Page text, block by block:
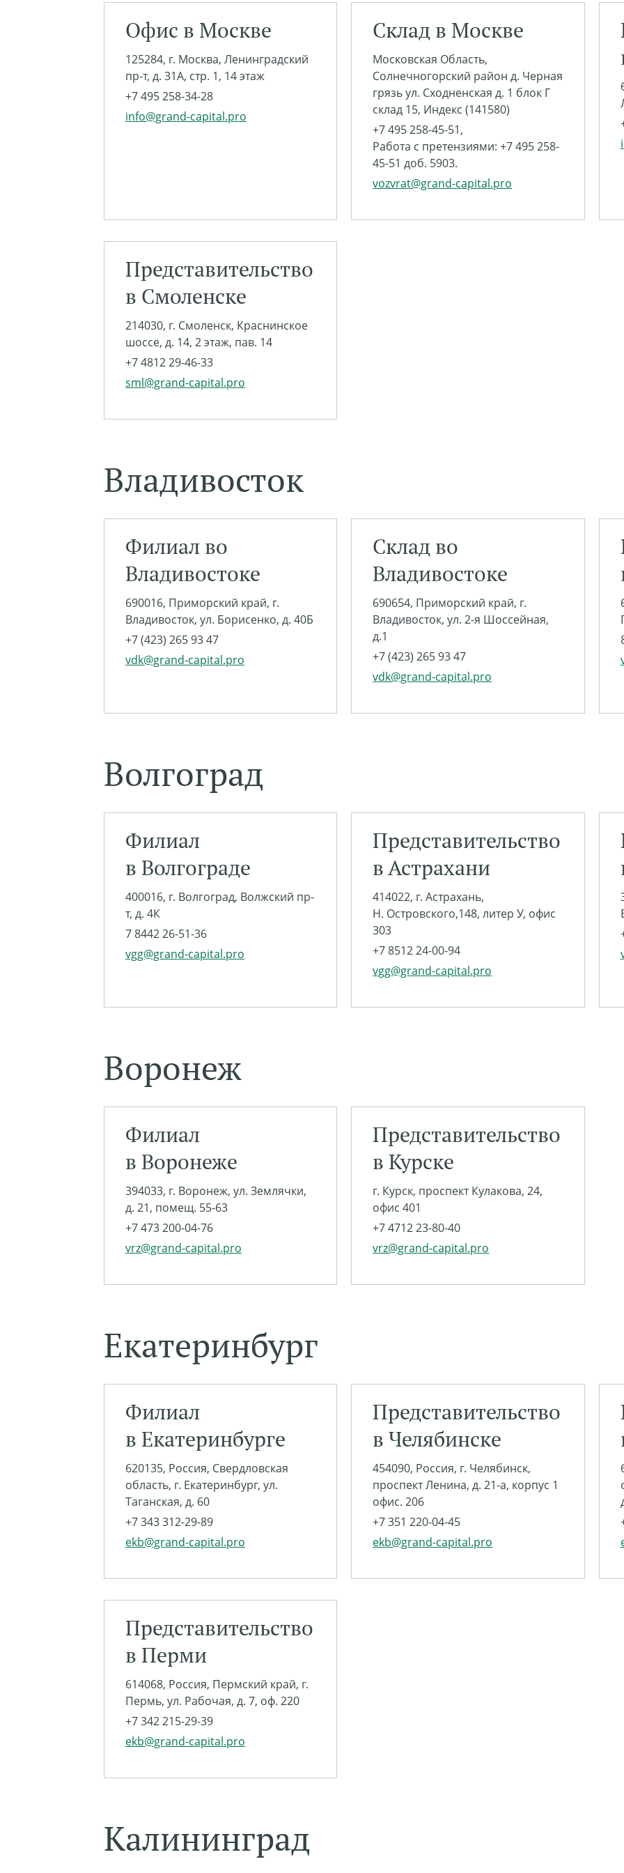
Офис в Москве
125284, г. Москва, Ленинградский
пр-т, д. 31А, стр. 1, 14 этаж
+7 495 258-34-28
info@grand-capital.pro
Склад в Москве
Московская Область,
Солнечногорский район д. Черная
грязь ул. Сходненская д. 1 блок Г
склад 15, Индекс (141580)
+7 495 258-45-51,
Работа с претензиями: +7 495 258-
45-51 доб. 5903.
vozvrat@grand-capital.pro
Представительство
в Смоленске
214030, г. Смоленск, Краснинское
шоссе, д. 14, 2 этаж, пав. 14
+7 4812 29-46-33
sml@grand-capital.pro
Владивосток
Филиал во
Владивостоке
690016, Приморский край, г.
Владивосток, ул. Борисенко, д. 40Б
+7 (423) 265 93 47
vdk@grand-capital.pro
Склад во
Владивостоке
690654, Приморский край, г.
Владивосток, ул. 2-я Шоссейная,
д.1
+7 (423) 265 93 47
vdk@grand-capital.pro
Волгоград
Филиал
в Волгограде
400016, г. Волгоград, Волжский пр-
т, д. 4К
7 8442 26-51-36
vgg@grand-capital.pro
Представительство
в Астрахани
414022, г. Астрахань,
Н. Островского,148, литер У, офис
303
+7 8512 24-00-94
vgg@grand-capital.pro
Воронеж
Филиал
в Воронеже
394033, г. Воронеж, ул. Землячки,
д. 21, помещ. 55-63
+7 473 200-04-76
vrz@grand-capital.pro
Представительство
в Курске
г. Курск, проспект Кулакова, 24,
офис 401
+7 4712 23-80-40
vrz@grand-capital.pro
Екатеринбург
Филиал
в Екатеринбурге
620135, Россия, Свердловская
область, г. Екатеринбург, ул.
Таганская, д. 60
+7 343 312-29-89
ekb@grand-capital.pro
Представительство
в Челябинске
454090, Россия, г. Челябинск,
проспект Ленина, д. 21-а, корпус 1
офис. 206
+7 351 220-04-45
ekb@grand-capital.pro
Представительство
в Перми
614068, Россия, Пермский край, г.
Пермь, ул. Рабочая, д. 7, оф. 220
+7 342 215-29-39
ekb@grand-capital.pro
Калининград